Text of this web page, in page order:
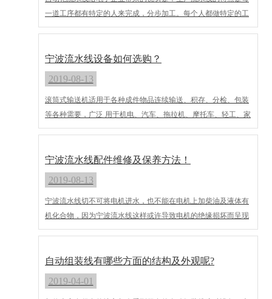
一道工序都有特定的人来完成，分步加工。每个人都做特定的工
作。优点是生产速度快，因为每个人只需要做生产线，而且对自
宁波流水线设备如何选购？
2019-08-13
滚筒式输送机适用于各种成件物品连续输送、积存、分检、包装
等各种需要，广泛 用于机电、汽车、拖拉机、摩托车、轻工、家
电、化工、食品、邮电等行业。
宁波流水线配件维修及保养方法！
2019-08-13
宁波流水线切不可将电机进水，也不能在电机上加柴油及液体有
机化合物，因为宁波流水线这样或许导致电机的绝缘损坏而呈现
毛病。调速头的保养方法同电机。宁波流水线余覆按电工手册的
自动组装线有哪些方面的结构及外观呢?
2019-04-01